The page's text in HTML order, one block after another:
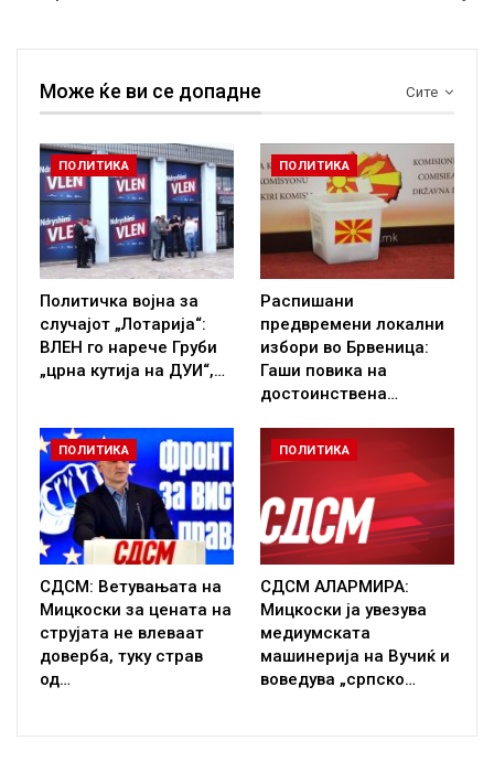
Сите
Може ќе ви се допадне
ПОЛИТИКА
Политичка војна за
случајот „Лотарија“:
ВЛЕН го нарече Груби
„црна кутија на ДУИ“,…
ПОЛИТИКА
Распишани
предвремени локални
избори во Брвеница:
Гаши повика на
достоинствена…
ПОЛИТИКА
СДСМ: Ветувањата на
Мицкоски за цената на
струјата не влеваат
доверба, туку страв
од…
ПОЛИТИКА
СДСМ АЛАРМИРА:
Мицкоски ја увезува
медиумската
машинерија на Вучиќ и
воведува „српско…